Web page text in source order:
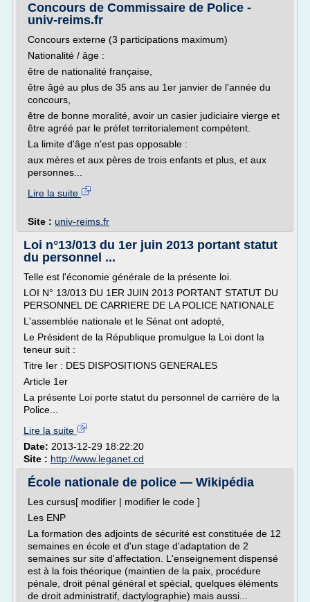
Concours de Commissaire de Police -
univ-reims.fr
Concours externe (3 participations maximum)
Nationalité / âge :
être de nationalité française,
être âgé au plus de 35 ans au 1er janvier de l'année du
concours,
être de bonne moralité, avoir un casier judiciaire vierge et
être agréé par le préfet territorialement compétent.
La limite d'âge n'est pas opposable :
aux mères et aux pères de trois enfants et plus, et aux
personnes...
Lire la suite
Site : univ-reims.fr
Loi n°13/013 du 1er juin 2013 portant statut
du personnel ...
Telle est l'économie générale de la présente loi.
LOI N° 13/013 DU 1ER JUIN 2013 PORTANT STATUT DU
PERSONNEL DE CARRIERE DE LA POLICE NATIONALE
L'assemblée nationale et le Sénat ont adopté,
Le Président de la République promulgue la Loi dont la
teneur suit :
Titre Ier : DES DISPOSITIONS GENERALES
Article 1er
La présente Loi porte statut du personnel de carrière de la
Police...
Lire la suite
Date: 2013-12-29 18:22:20
Site : http://www.leganet.cd
École nationale de police — Wikipédia
Les cursus[ modifier | modifier le code ]
Les ENP
La formation des adjoints de sécurité est constituée de 12
semaines en école et d'un stage d'adaptation de 2
semaines sur site d'affectation. L'enseignement dispensé
est à la fois théorique (maintien de la paix, procédure
pénale, droit pénal général et spécial, quelques éléments
de droit administratif, dactylographie) mais aussi...